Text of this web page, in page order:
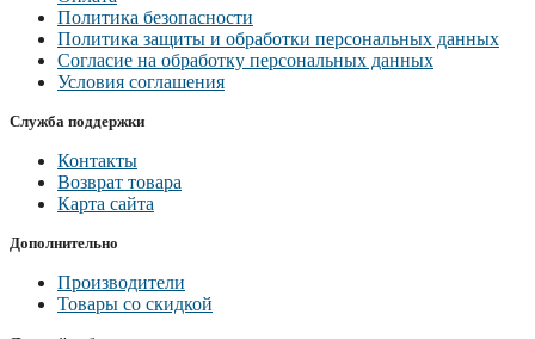
Политика безопасности
Политика защиты и обработки персональных данных
Согласие на обработку персональных данных
Условия соглашения
Служба поддержки
Контакты
Возврат товара
Карта сайта
Дополнительно
Производители
Товары со скидкой